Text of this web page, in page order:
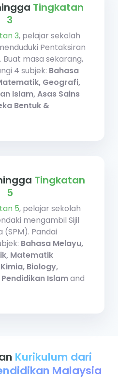
Tingkatan
3
3, pelajar sekolah
Pentaksiran
Buat masa sekarang,
4 subjek: Bahasa
Geografi,
Islam,Asas Sains
Bentuk &
Tingkatan
5
5, pelajar sekolah
mengambil Sijil
(SPM). Pandai
Bahasa Melayu,
Matematik
Kimia, Biology,
Pendidikan Islamand
Kurikulum dari
Malaysia